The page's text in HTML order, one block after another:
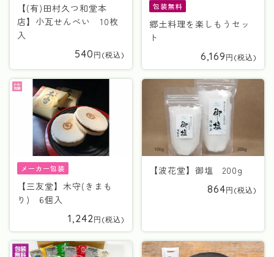
【(有)田村久つ和堂本
店】小瓦せんべい 10枚
入
540
包装無料
郷土料理を楽しもうセッ
ト
6,169
メーカー包装
【三友堂】木守(きまも
り) 6個入
1,242
【波花堂】御塩 200g
864